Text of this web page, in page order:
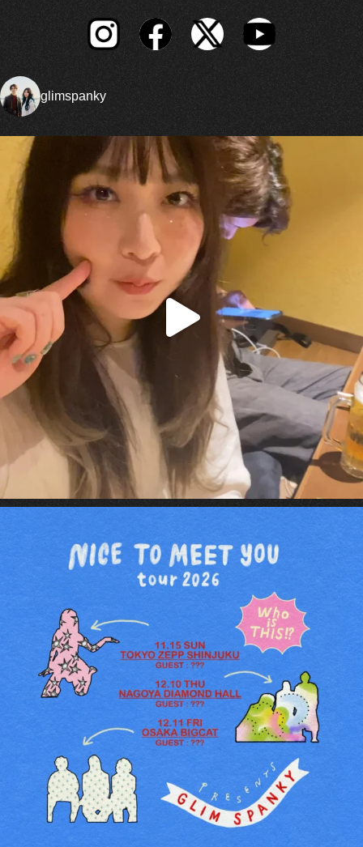
glimspanky